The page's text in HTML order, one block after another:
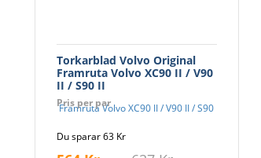
Torkarblad Volvo Original
Framruta Volvo XC90 II / V90
II / S90 II
Pris per par
Du sparar 63 Kr